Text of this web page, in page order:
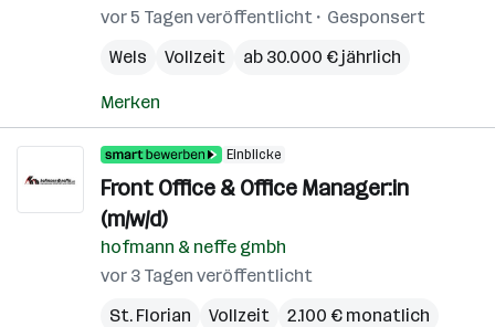
vor 5 Tagen veröffentlicht
Gesponsert
Wels
Vollzeit ab 30.000 € jährlich
Merken
Einblicke
Front Office & Office Manager:in
(m/w/d)
hofmann & neffe gmbh
vor 3 Tagen veröffentlicht
St. Florian
Vollzeit 2.100 € monatlich